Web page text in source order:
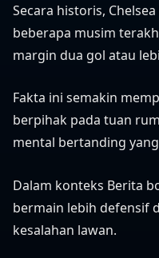
Secara historis,
beberapa musim
margin dua gol atau
Fakta ini semakin
berpihak pada tuan
mental bertanding
Dalam konteks Berita
bermain lebih defensif
kesalahan lawan.